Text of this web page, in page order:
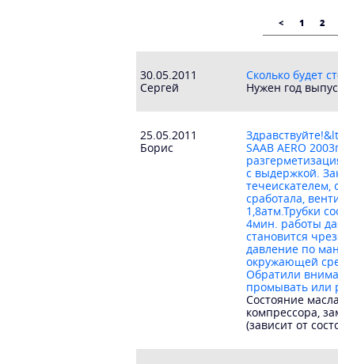
< 1 2
30.05.2011
Сергей
Сколько будет
Нужен год
25.05.2011
Борис
SAAB AERO
с выдержкой.
сработала,
1,8атм.Трубки
4мин. работы
становится
давление по
окружающей
Обратили
промывать или
Состояние
компрессора,
(зависит от